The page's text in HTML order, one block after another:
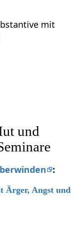
mit
und
:
Ärger, Angst und